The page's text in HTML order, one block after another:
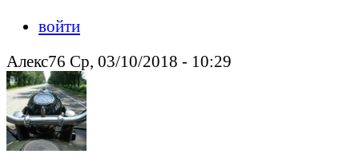
войти
Алекс76 Ср, 03/10/2018 - 10:29